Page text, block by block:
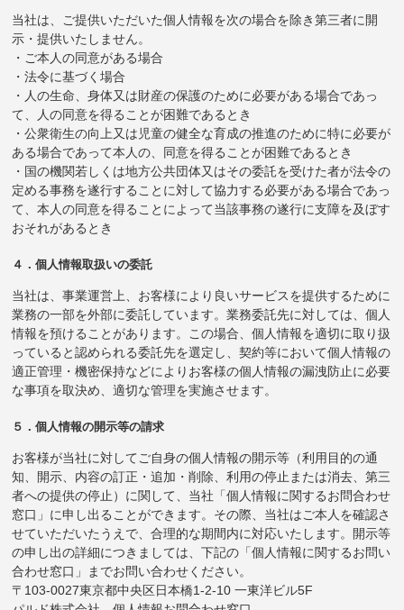
当社は、ご提供いただいた個人情報を次の場合を除き第三者に開
示・提供いたしません。
・ご本人の同意がある場合
・法令に基づく場合
・人の生命、身体又は財産の保護のために必要がある場合であっ
て、人の同意を得ることが困難であるとき
・公衆衛生の向上又は児童の健全な育成の推進のために特に必要が
ある場合であって本人の、同意を得ることが困難であるとき
・国の機関若しくは地方公共団体又はその委託を受けた者が法令の
定める事務を遂行することに対して協力する必要がある場合であっ
て、本人の同意を得ることによって当該事務の遂行に支障を及ぼす
おそれがあるとき
４．個人情報取扱いの委託
当社は、事業運営上、お客様により良いサービスを提供するために
業務の一部を外部に委託しています。業務委託先に対しては、個人
情報を預けることがあります。この場合、個人情報を適切に取り扱
っていると認められる委託先を選定し、契約等において個人情報の
適正管理・機密保持などによりお客様の個人情報の漏洩防止に必要
な事項を取決め、適切な管理を実施させます。
５．個人情報の開示等の請求
お客様が当社に対してご自身の個人情報の開示等（利用目的の通
知、開示、内容の訂正・追加・削除、利用の停止または消去、第三
者への提供の停止）に関して、当社「個人情報に関するお問合わせ
窓口」に申し出ることができます。その際、当社はご本人を確認さ
せていただいたうえで、合理的な期間内に対応いたします。開示等
の申し出の詳細につきましては、下記の「個人情報に関するお問い
合わせ窓口」までお問い合わせください。
〒103-0027東京都中央区日本橋1-2-10 一東洋ビル5F